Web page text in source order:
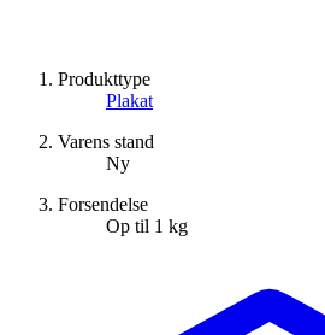
Produkttype
Plakat
Varens stand
Ny
Forsendelse
Op til 1 kg